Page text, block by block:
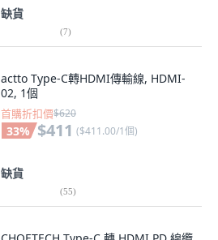
缺貨
(7)
actto Type-C轉HDMI傳輸線, HDMI-
02, 1個
首購折扣價$620
33% $411 ($411.00/1個)
缺貨
(55)